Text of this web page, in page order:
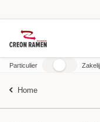
Particulier
Home